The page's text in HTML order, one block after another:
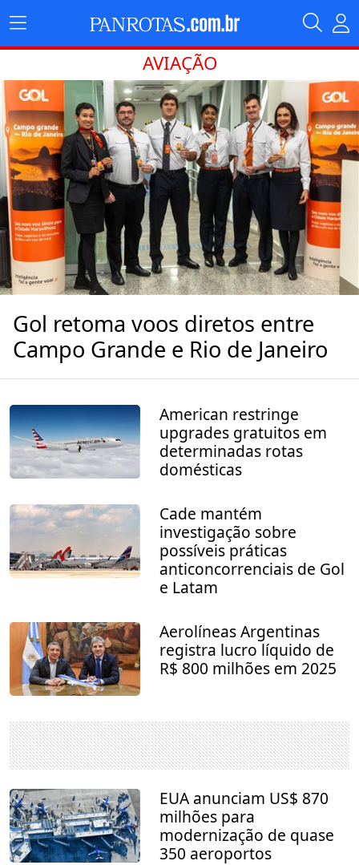
AVIAÇÃO
Gol retoma voos diretos entre
Campo Grande e Rio de Janeiro
American restringe
upgrades gratuitos em
determinadas rotas
domésticas
Cade mantém
investigação sobre
possíveis práticas
anticoncorrenciais de Gol
e Latam
Aerolíneas Argentinas
registra lucro líquido de
R$ 800 milhões em 2025
EUA anunciam US$ 870
milhões para
modernização de quase
350 aeroportos